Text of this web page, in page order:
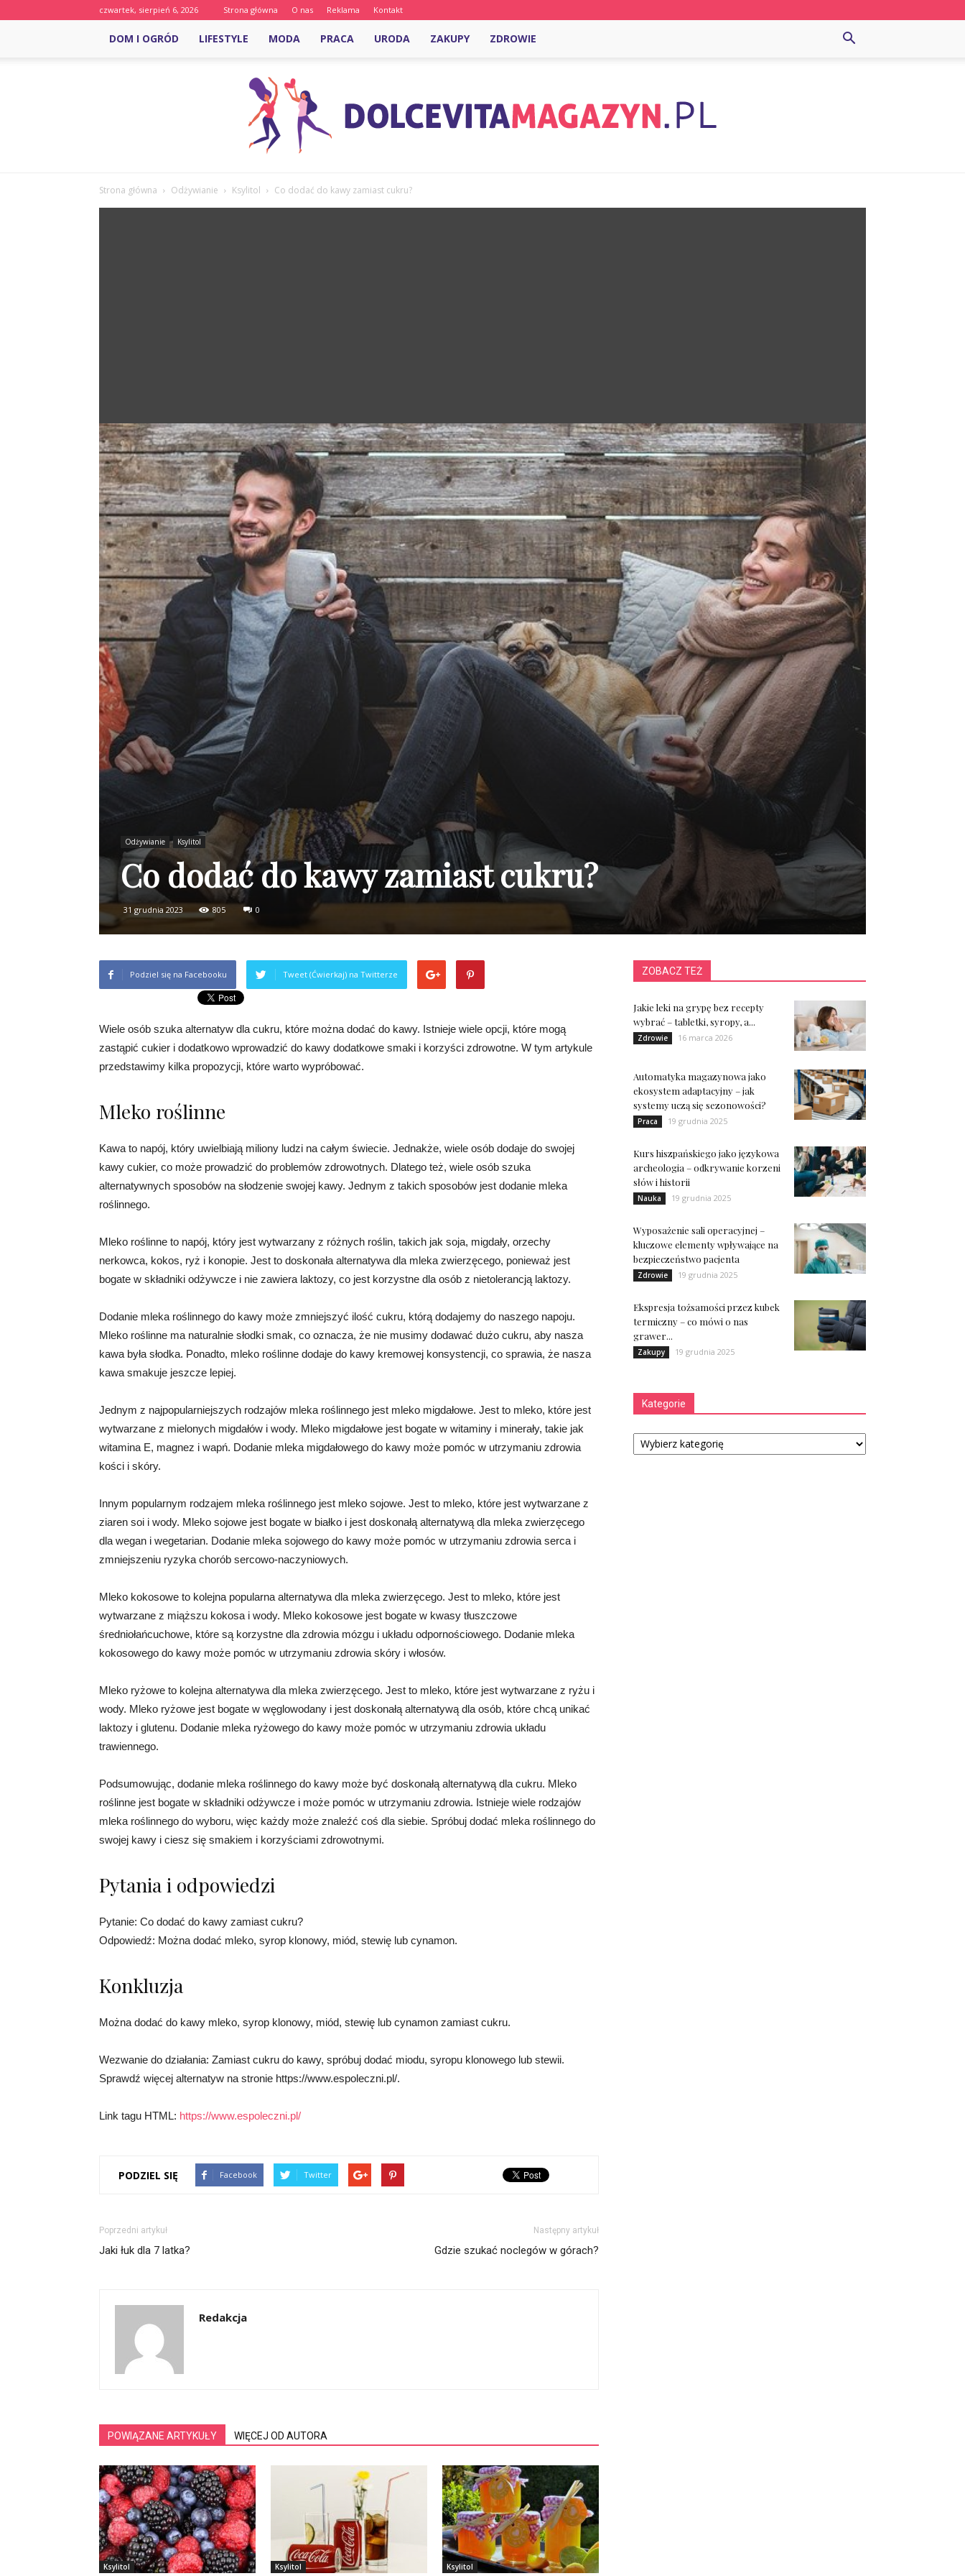
czwartek, sierpień 6, 2026 Strona główna O nas Reklama Kontakt
DOM I OGRÓD LIFESTYLE MODA PRACA URODA ZAKUPY ZDROWIE
DolcevitaMagazyn.pl
Strona główna Odżywianie Ksylitol Co dodać do kawy zamiast cukru?
Odżywianie Ksylitol
Co dodać do kawy zamiast cukru?
31 grudnia 2023 805 0
Podziel się na Facebooku Tweet (Ćwierkaj) na Twitterze
Wiele osób szuka alternatyw dla cukru, które można dodać do kawy. Istnieje wiele opcji, które mogą
zastąpić cukier i dodatkowo wprowadzić do kawy dodatkowe smaki i korzyści zdrowotne. W tym artykule
przedstawimy kilka propozycji, które warto wypróbować.
Mleko roślinne
Kawa to napój, który uwielbiają miliony ludzi na całym świecie. Jednakże, wiele osób dodaje do swojej
kawy cukier, co może prowadzić do problemów zdrowotnych. Dlatego też, wiele osób szuka
alternatywnych sposobów na słodzenie swojej kawy. Jednym z takich sposobów jest dodanie mleka
roślinnego.
Mleko roślinne to napój, który jest wytwarzany z różnych roślin, takich jak soja, migdały, orzechy
nerkowca, kokos, ryż i konopie. Jest to doskonała alternatywa dla mleka zwierzęcego, ponieważ jest
bogate w składniki odżywcze i nie zawiera laktozy, co jest korzystne dla osób z nietolerancją laktozy.
Dodanie mleka roślinnego do kawy może zmniejszyć ilość cukru, którą dodajemy do naszego napoju.
Mleko roślinne ma naturalnie słodki smak, co oznacza, że ​​nie musimy dodawać dużo cukru, aby nasza
kawa była słodka. Ponadto, mleko roślinne dodaje do kawy kremowej konsystencji, co sprawia, że ​​nasza
kawa smakuje jeszcze lepiej.
Jednym z najpopularniejszych rodzajów mleka roślinnego jest mleko migdałowe. Jest to mleko, które jest
wytwarzane z mielonych migdałów i wody. Mleko migdałowe jest bogate w witaminy i minerały, takie jak
witamina E, magnez i wapń. Dodanie mleka migdałowego do kawy może pomóc w utrzymaniu zdrowia
kości i skóry.
Innym popularnym rodzajem mleka roślinnego jest mleko sojowe. Jest to mleko, które jest wytwarzane z
ziaren soi i wody. Mleko sojowe jest bogate w białko i jest doskonałą alternatywą dla mleka zwierzęcego
dla wegan i wegetarian. Dodanie mleka sojowego do kawy może pomóc w utrzymaniu zdrowia serca i
zmniejszeniu ryzyka chorób sercowo-naczyniowych.
Mleko kokosowe to kolejna popularna alternatywa dla mleka zwierzęcego. Jest to mleko, które jest
wytwarzane z miąższu kokosa i wody. Mleko kokosowe jest bogate w kwasy tłuszczowe
średniołańcuchowe, które są korzystne dla zdrowia mózgu i układu odpornościowego. Dodanie mleka
kokosowego do kawy może pomóc w utrzymaniu zdrowia skóry i włosów.
Mleko ryżowe to kolejna alternatywa dla mleka zwierzęcego. Jest to mleko, które jest wytwarzane z ryżu i
wody. Mleko ryżowe jest bogate w węglowodany i jest doskonałą alternatywą dla osób, które chcą unikać
laktozy i glutenu. Dodanie mleka ryżowego do kawy może pomóc w utrzymaniu zdrowia układu
trawiennego.
Podsumowując, dodanie mleka roślinnego do kawy może być doskonałą alternatywą dla cukru. Mleko
roślinne jest bogate w składniki odżywcze i może pomóc w utrzymaniu zdrowia. Istnieje wiele rodzajów
mleka roślinnego do wyboru, więc każdy może znaleźć coś dla siebie. Spróbuj dodać mleka roślinnego do
swojej kawy i ciesz się smakiem i korzyściami zdrowotnymi.
Pytania i odpowiedzi
Pytanie: Co dodać do kawy zamiast cukru?
Odpowiedź: Można dodać mleko, syrop klonowy, miód, stewię lub cynamon.
Konkluzja
Można dodać do kawy mleko, syrop klonowy, miód, stewię lub cynamon zamiast cukru.
Wezwanie do działania: Zamiast cukru do kawy, spróbuj dodać miodu, syropu klonowego lub stewii.
Sprawdź więcej alternatyw na stronie https://www.espoleczni.pl/.
Link tagu HTML: https://www.espoleczni.pl/
PODZIEL SIĘ Facebook Twitter
Poprzedni artykuł
Jaki łuk dla 7 latka?
Następny artykuł
Gdzie szukać noclegów w górach?
Redakcja
POWIĄZANE ARTYKUŁY WIĘCEJ OD AUTORA
Ksylitol Ksylitol Ksylitol
ZOBACZ TEŻ
Jakie leki na grypę bez recepty
wybrać – tabletki, syropy, a...
Zdrowie 16 marca 2026
Automatyka magazynowa jako
ekosystem adaptacyjny – jak
systemy uczą się sezonowości?
Praca 19 grudnia 2025
Kurs hiszpańskiego jako językowa
archeologia – odkrywanie korzeni
słów i historii
Nauka 19 grudnia 2025
Wyposażenie sali operacyjnej –
kluczowe elementy wpływające na
bezpieczeństwo pacjenta
Zdrowie 19 grudnia 2025
Ekspresja tożsamości przez kubek
termiczny – co mówi o nas
grawer...
Zakupy 19 grudnia 2025
Kategorie
Kategorie